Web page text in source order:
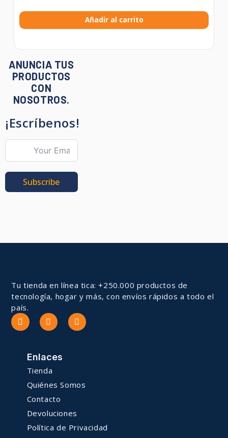
Añadir al carrito
ANUNCIA TUS
PRODUCTOS
CON
NOSOTROS.
¡Escríbenos!
Subscribe
Tu tienda en línea tica: +250.000 productos de
tecnología, hogar y más, con envíos rápidos a todo el
país.
Enlaces
Tienda
Quiénes Somos
Contacto
Devoluciones
Política de Privacidad